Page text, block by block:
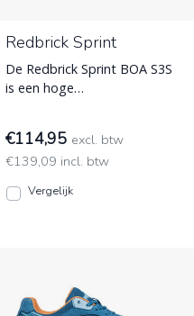
Redbrick Sprint
De Redbrick Sprint BOA S3S
is een hoge
sector, m ESD (Electro Static
Discharge)
€114,95 excl. btw
€139,09 incl. btw
Vergelijk